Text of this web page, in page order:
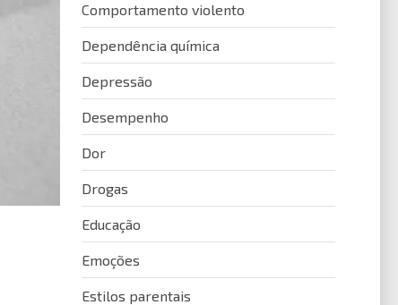
Comportamento violento
Dependência química
Depressão
Desempenho
Dor
Drogas
Educação
Emoções
Estilos parentais